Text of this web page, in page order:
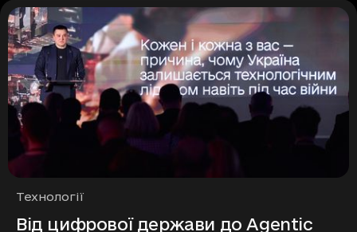
Рубрики
Технології
Від цифрової держави до Agentic